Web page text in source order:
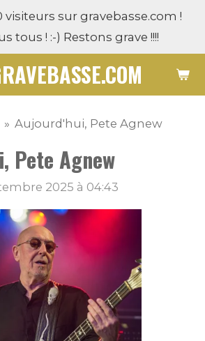
visiteurs sur gravebasse.com !
tous ! :-) Restons grave !!!!
» Aujourd'hui, Pete Agnew
Pete Agnew
2025 à 04:43